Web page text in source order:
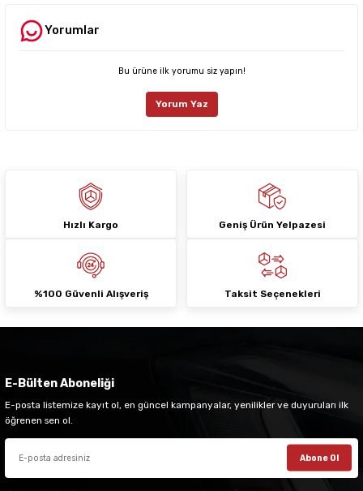
Ürün resmi kalitesiz, bozuk veya görüntülenemiyor.
Ürün fiyatı diğer sitelerden daha pahalı.
Deneyimini Paylaş
Yorumlar
Bu ürüne ilk yorumu siz yapın!
Yorum Yaz
Hızlı Kargo Geniş Ürün Yelpazesi
%100 Güvenli Alışveriş Taksit Seçenekleri
E-Bülten Aboneliği
E-posta listemize kayıt ol, en güncel kampanyalar, yenilikler ve duyuruları ilk
öğrenen sen ol.
Abone Ol